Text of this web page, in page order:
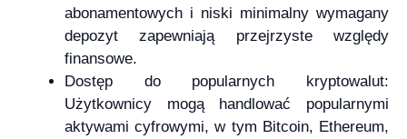
abonamentowych i niski minimalny wymagany
depozyt zapewniają przejrzyste względy
finansowe.
Dostęp do popularnych kryptowalut:
Użytkownicy mogą handlować popularnymi
aktywami cyfrowymi, w tym Bitcoin, Ethereum,